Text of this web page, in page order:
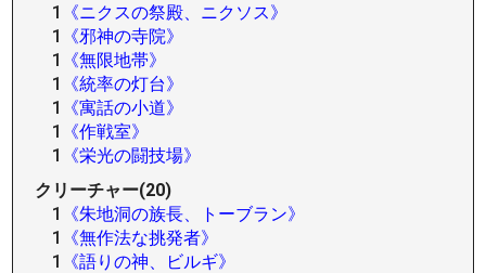
1
《ニクスの祭殿、ニクソス》
1
《邪神の寺院》
1
《無限地帯》
1
《統率の灯台》
1
《寓話の小道》
1
《作戦室》
1
《栄光の闘技場》
クリーチャー(20)
1
《朱地洞の族長、トーブラン》
1
《無作法な挑発者》
1
《語りの神、ビルギ》